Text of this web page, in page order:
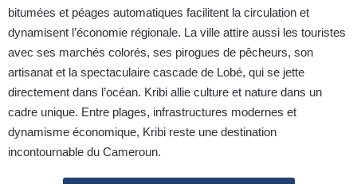
bitumées et péages automatiques facilitent la circulation et
dynamisent l’économie régionale. La ville attire aussi les touristes
avec ses marchés colorés, ses pirogues de pêcheurs, son
artisanat et la spectaculaire cascade de Lobé, qui se jette
directement dans l’océan. Kribi allie culture et nature dans un
cadre unique. Entre plages, infrastructures modernes et
dynamisme économique, Kribi reste une destination
incontournable du Cameroun.